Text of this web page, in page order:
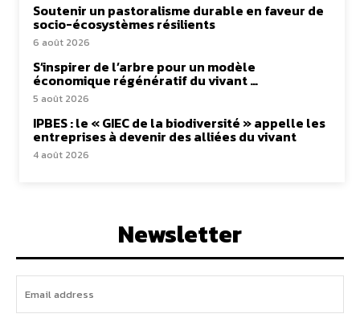
Soutenir un pastoralisme durable en faveur de
socio-écosystèmes résilients
6 août 2026
S’inspirer de l’arbre pour un modèle
économique régénératif du vivant …
5 août 2026
IPBES : le « GIEC de la biodiversité » appelle les
entreprises à devenir des alliées du vivant
4 août 2026
Newsletter